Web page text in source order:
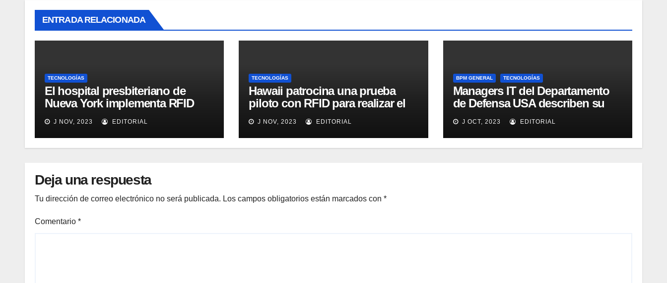
ENTRADA RELACIONADA
TECNOLOGÍAS
El hospital presbiteriano de
Nueva York implementa RFID
para mejorar el proceso de
inventario de equipamiento
médico
J NOV, 2023 EDITORIAL
TECNOLOGÍAS
Hawaii patrocina una prueba
piloto con RFID para realizar el
seguimiento y control de
alimentos
J NOV, 2023 EDITORIAL
BPM GENERAL TECNOLOGÍAS
Managers IT del Departamento
de Defensa USA describen su
implementación SOA
J OCT, 2023 EDITORIAL
Deja una respuesta
Tu dirección de correo electrónico no será publicada. Los campos obligatorios están marcados con *
Comentario *